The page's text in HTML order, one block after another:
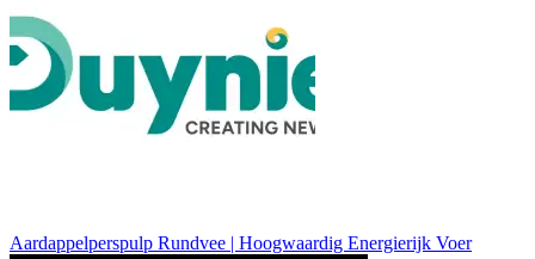
Aardappelperspulp Rundvee | Hoogwaardig Energierijk Voer